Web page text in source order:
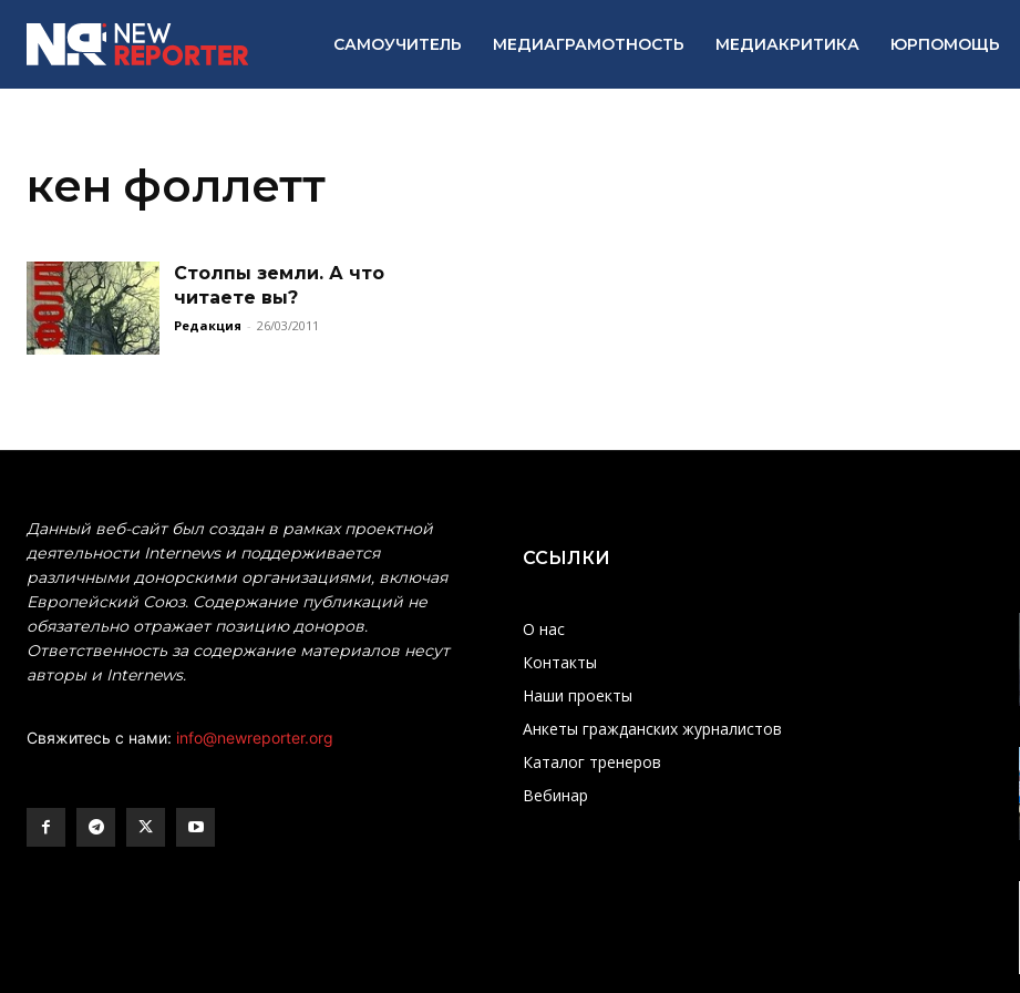
САМОУЧИТЕЛЬ МЕДИАГРАМОТНОСТЬ МЕДИАКРИТИКА ЮРПОМОЩЬ
кен фоллетт
Столпы земли. А что
читаете вы?
Редакция - 26/03/2011
Данный веб-сайт был создан в рамках проектной
деятельности Internews и поддерживается
различными донорскими организациями, включая
Европейский Союз. Содержание публикаций не
обязательно отражает позицию доноров.
Ответственность за содержание материалов несут
авторы и Internews.
Свяжитесь с нами: info@newreporter.org
ССЫЛКИ
О нас
Контакты
Наши проекты
Анкеты гражданских журналистов
Каталог тренеров
Вебинар